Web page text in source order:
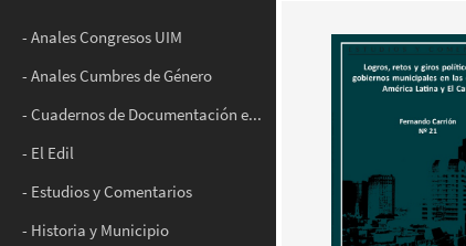
- Anales Congresos UIM
- Anales Cumbres de Género
- Cuadernos de Documentación e...
- El Edil
- Estudios y Comentarios
- Historia y Municipio